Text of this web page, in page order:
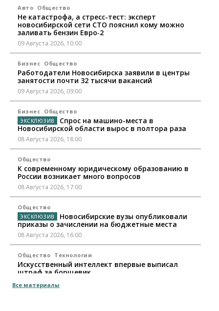
Авто Общество
Не катастрофа, а стресс-тест: эксперт
новосибирской сети СТО пояснил кому можно
заливать бензин Евро‑2
09 Августа 2026, 10:00
Бизнес Общество
Работодатели Новосибирска заявили в центры
занятости почти 32 тысячи вакансий
09 Августа 2026, 09:00
Бизнес Общество
Спрос на машино-места в
Новосибирской области вырос в полтора раза
08 Августа 2026, 18:00
Общество
К современному юридическому образованию в
России возникает много вопросов
08 Августа 2026, 17:00
Общество
Новосибирские вузы опубликовали
приказы о зачислении на бюджетные места
08 Августа 2026, 16:00
Общество Технологии
Искусственный интеллект впервые выписал
штраф за борщевик
08 Августа 2026, 15:00
Все материалы